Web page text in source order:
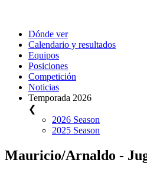
Dónde ver
Calendario y resultados
Equipos
Posiciones
Competición
Noticias
Temporada 2026
❮
2026 Season
2025 Season
Mauricio/Arnaldo -